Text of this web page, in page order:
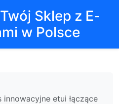
Sklep z E-
w Polsce
innowacyjne etui łączące